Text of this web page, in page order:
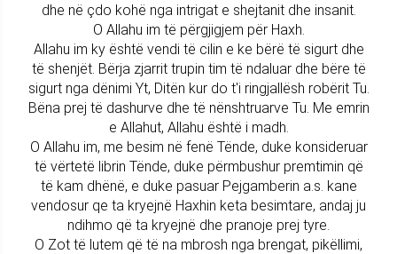
dhe në çdo kohë nga intrigat e shejtanit dhe insanit.
O Allahu im të përgjigjem për Haxh.
Allahu im ky është vendi të cilin e ke bërë të sigurt dhe
të shenjët. Bërja zjarrit trupin tim të ndaluar dhe bëre të
sigurt nga dënimi Yt, Ditën kur do t'i ringjallësh robërit Tu.
Bëna prej të dashurve dhe të nënshtruarve Tu. Me emrin
e Allahut, Allahu është i madh.
O Allahu im, me besim në fenë Tënde, duke konsideruar
të vërtetë librin Tënde, duke përmbushur premtimin që
të kam dhënë, e duke pasuar Pejgamberin a.s. kane
vendosur qe ta kryejnë Haxhin keta besimtare, andaj ju
ndihmo që ta kryejnë dhe pranoje prej tyre.
O Zot të lutem që të na mbrosh nga brengat, pikëllimi,